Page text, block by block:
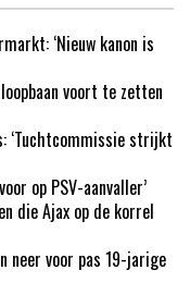
‘Nieuw kanon is
voort te zetten
‘Tuchtcommissie strijkt
op PSV-aanvaller’
die Ajax op de korrel
neer voor pas 19-jarige